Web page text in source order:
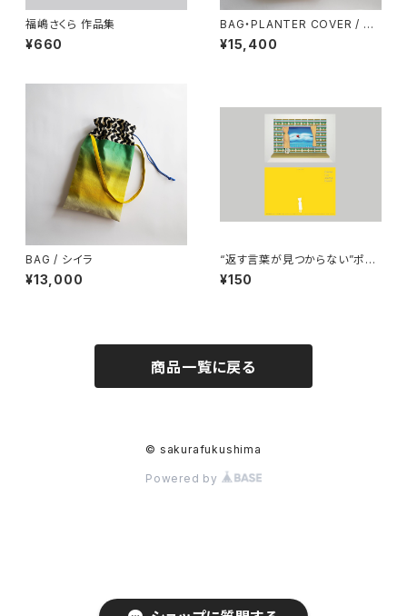
福嶋さくら 作品集
¥660
BAG・PLANTER COVER / ブ
リ
¥15,400
BAG / シイラ
¥13,000
“返す言葉が見つからない”ポス
トカード
¥150
商品一覧に戻る
© sakurafukushima
Powered by